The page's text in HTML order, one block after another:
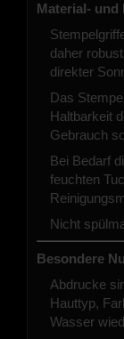
Material- und
daher
direkter
Das
Haltbarkeit
Gebrauch
Bei Bedarf
feuchten
Nicht
Besondere
Abdrucke
Hauttyp,
Wasser